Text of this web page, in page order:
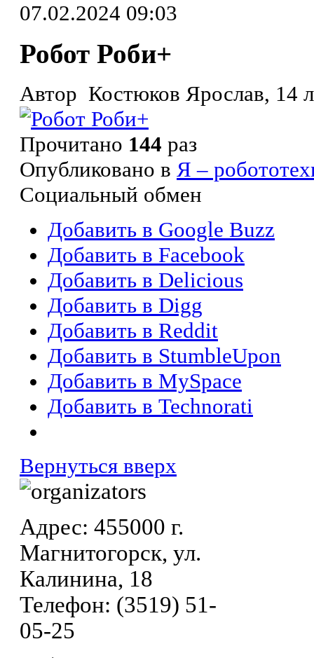
07.02.2024 09:03
Робот Роби+
Автор Костюков Ярослав, 14
Прочитано 144 раз
Опубликовано в Я –
Социальный обмен
Добавить в Google Buzz
Добавить в Facebook
Добавить в Delicious
Добавить в Digg
Добавить в Reddit
Добавить в StumbleUpon
Добавить в MySpace
Добавить в Technorati
Вернуться вверх
Адрес: 455000 г.
Магнитогорск, ул.
Калинина, 18
Телефон: (3519) 51-
05-25